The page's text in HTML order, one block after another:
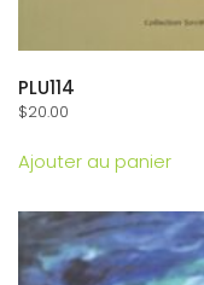
PLU114
$20.00
Ajouter au panier